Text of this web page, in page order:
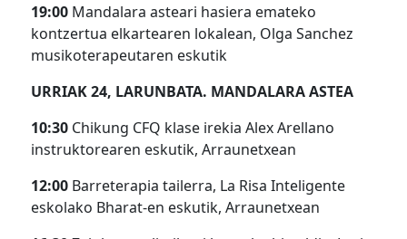
19:00 Mandalara asteari hasiera emateko
kontzertua elkartearen lokalean, Olga Sanchez
musikoterapeutaren eskutik
URRIAK 24, LARUNBATA. MANDALARA ASTEA
10:30 Chikung CFQ klase irekia Alex Arellano
instruktorearen eskutik, Arraunetxean
12:00 Barreterapia tailerra, La Risa Inteligente
eskolako Bharat-en eskutik, Arraunetxean